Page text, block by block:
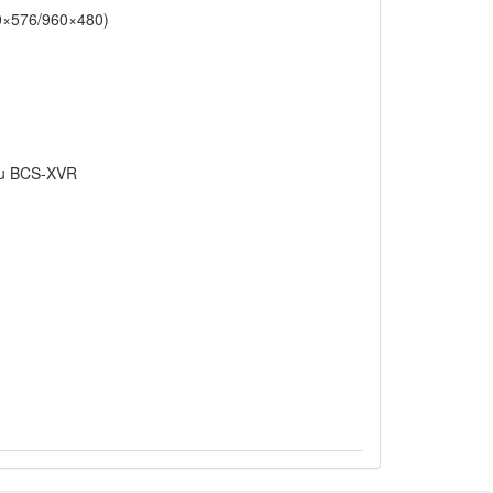
960×480)
BCS-XVR